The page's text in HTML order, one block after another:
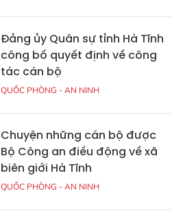
Đảng ủy Quân sự tỉnh Hà Tĩnh
công bố quyết định về công
tác cán bộ
QUỐC PHÒNG - AN NINH
Chuyện những cán bộ được
Bộ Công an điều động về xã
biên giới Hà Tĩnh
QUỐC PHÒNG - AN NINH